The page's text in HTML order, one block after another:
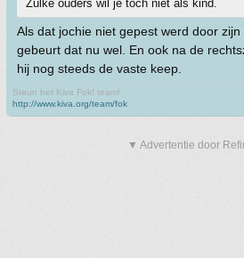
Zulke ouders wil je toch niet als kind.
Als dat jochie niet gepest werd door
gebeurt dat nu wel. En ook na de
hij nog steeds de vaste keep.
Steun het Kiva Fok! team!
http://www.kiva.org/team/fok
▼ Advertentie door